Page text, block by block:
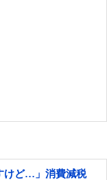
けど…」消費減税